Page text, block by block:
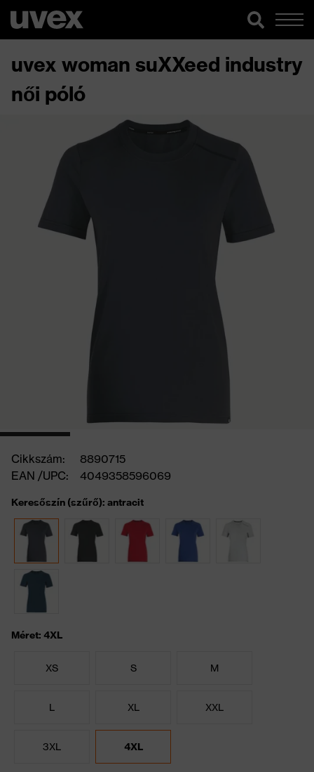
uvex woman suXXeed industry
női póló
Cikkszám:
8890715
EAN /UPC:
4049358596069
Keresőszín (szűrő): antracit
Méret: 4XL
XS S M
L XL XXL
3XL 4XL